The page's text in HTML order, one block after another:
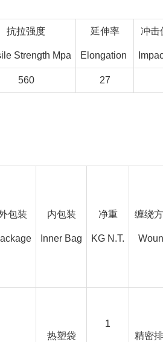
抗拉强度
Strength Mpa
延伸率
Elongation
冲击
560 27
包装 内包装
Inner Bag
净重
KG N.T.
缠绕
热塑袋
1
精密